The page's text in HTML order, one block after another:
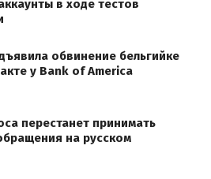
в ходе тестов
обвинение бельгийке
у Bank of America
перестанет принимать
на русском